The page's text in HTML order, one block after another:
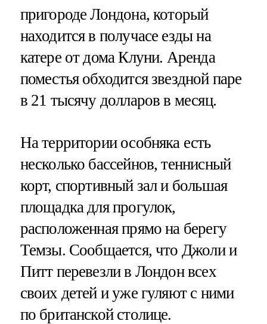
пригороде Лондона, который
находится в получасе езды на
катере от дома Клуни. Аренда
поместья обходится звездной паре
в 21 тысячу долларов в месяц.
На территории особняка есть
несколько бассейнов, теннисный
корт, спортивный зал и большая
площадка для прогулок,
расположенная прямо на берегу
Темзы. Сообщается, что Джоли и
Питт перевезли в Лондон всех
своих детей и уже гуляют с ними
по британской столице.